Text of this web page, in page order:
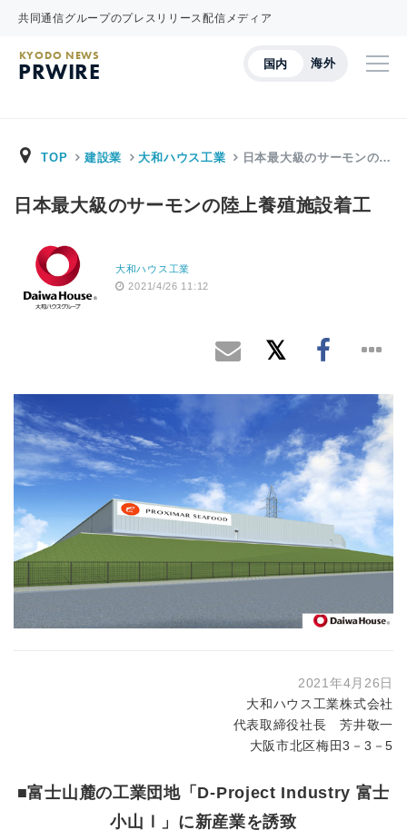
共同通信グループのプレスリリース配信メディア
国内 海外
KYODO NEWS
PRWIRE
TOP 建設業 大和ハウス工業 日本最大級のサーモンの…
日本最大級のサーモンの陸上養殖施設着工
大和ハウス工業
2021/4/26 11:12
2021年4月26日
大和ハウス工業株式会社
代表取締役社長 芳井敬一
大阪市北区梅田3－3－5
■富士山麓の工業団地「D-Project Industry 富士
小山Ⅰ」に新産業を誘致